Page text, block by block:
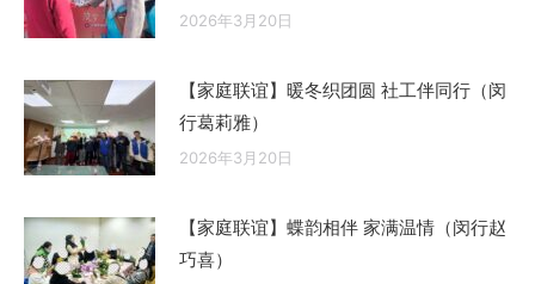
2026年3月20日
【家庭联谊】暖冬织团圆 社工伴同行（闵
行葛莉雅）
2026年3月20日
【家庭联谊】蝶韵相伴 家满温情（闵行赵
巧喜）